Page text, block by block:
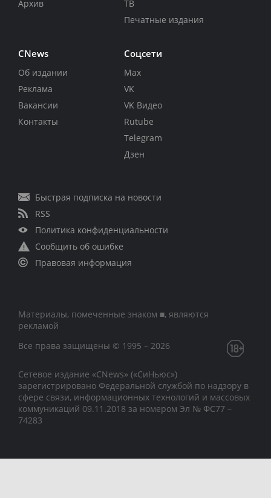
Архив
ТВ
Печатные издания
CNews
Об издании
Реклама
Вакансии
Контакты
Соцсети
Max
VK
VK Видео
Rutube
Telegram
Дзен
Быстрая подписка на новости
RSS
Политика конфиденциальности
Сообщить об ошибке
Правовая информация
Материалы, помеченные знаком ■, являются
рекламой
Все права защищены © 1995 – 2026
Сетевое издание «CNews» («СиНьюс»)
зарегистрировано Федеральной службой по надзору в
сфере связи, информационных технологий и массовых
коммуникаций 09.11.2018 за номером Эл № ФС77 –
74283